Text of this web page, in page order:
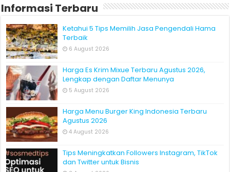
Informasi Terbaru
Ketahui 5 Tips Memilih Jasa Pengendali Hama
Terbaik
6 August 2026
Harga Es Krim Mixue Terbaru Agustus 2026,
Lengkap dengan Daftar Menunya
5 August 2026
Harga Menu Burger King Indonesia Terbaru
Agustus 2026
4 August 2026
Tips Meningkatkan Followers Instagram, TikTok
dan Twitter untuk Bisnis